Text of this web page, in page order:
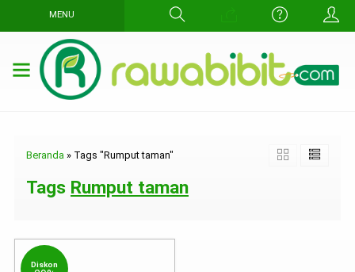
MENU
Beranda » Tags "Rumput taman"
Tags Rumput taman
Diskon